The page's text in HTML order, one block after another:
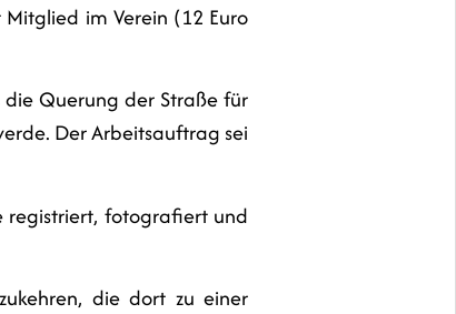
im Verein (12 Euro
die Querung der Straße für
Der Arbeitsauftrag sei
registriert, fotografiert und
die dort zu einer